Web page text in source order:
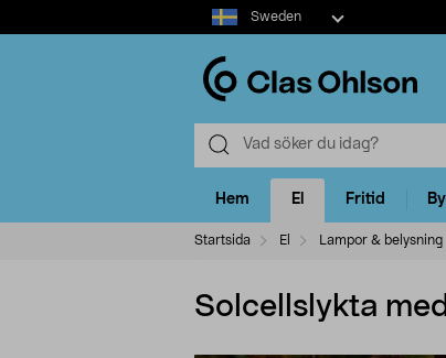
Select
market
Sweden
Hem El Fritid
Startsida El Lampor & belysning
Solcellslykta